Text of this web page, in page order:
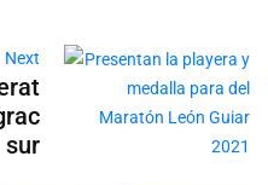
Next
sur